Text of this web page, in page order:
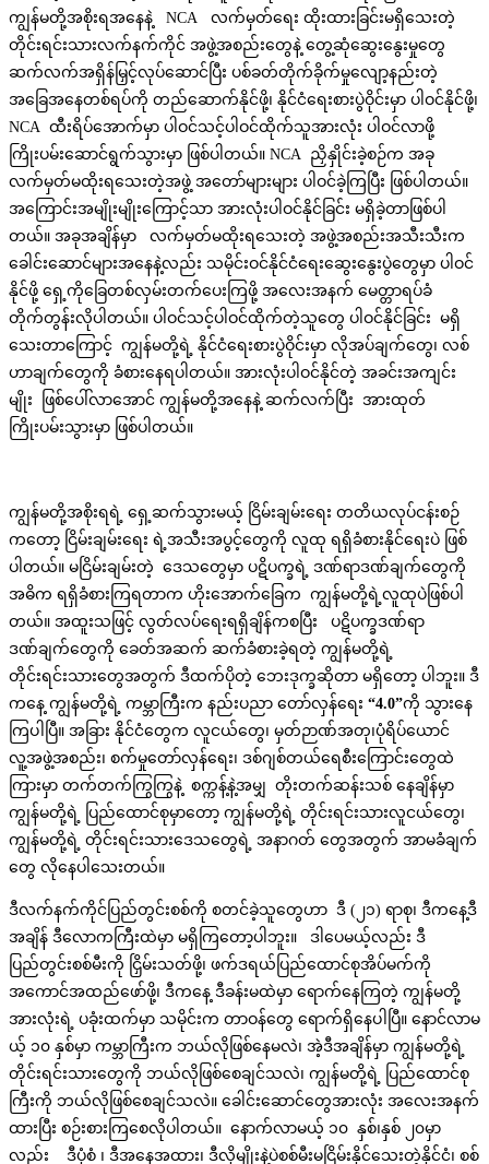
ကျွန်မတို့အစိုးရအနေနဲ့ NCA လက်မှတ်ရေး ထိုးထားခြင်းမရှိသေးတဲ့
တိုင်းရင်းသားလက်နက်ကိုင် အဖွဲ့အစည်းတွေနဲ့ တွေ့ဆုံဆွေးနွေးမှုတွေ
ဆက်လက်အရှိန်မြှင့်လုပ်ဆောင်ပြီး ပစ်ခတ်တိုက်ခိုက်မှုလျော့နည်းတဲ့
အခြေအနေတစ်ရပ်ကို တည်ဆောက်နိုင်ဖို့၊ နိုင်ငံရေးစားပွဲဝိုင်းမှာ ပါဝင်နိုင်ဖို့၊
NCA ထီးရိပ်အောက်မှာ ပါဝင်သင့်ပါဝင်ထိုက်သူအားလုံး ပါဝင်လာဖို့
ကြိုးပမ်းဆောင်ရွက်သွားမှာ ဖြစ်ပါတယ်။ NCA ညှိနှိုင်းခဲ့စဉ်က အခု
လက်မှတ်မထိုးရသေးတဲ့အဖွဲ့ အတော်များများ ပါဝင်ခဲ့ကြပြီး ဖြစ်ပါတယ်။
အကြောင်းအမျိုးမျိုးကြောင့်သာ အားလုံးပါဝင်နိုင်ခြင်း မရှိခဲ့တာဖြစ်ပါ
တယ်။ အခုအချိန်မှာ လက်မှတ်မထိုးရသေးတဲ့ အဖွဲ့အစည်းအသီးသီးက
ခေါင်းဆောင်များအနေနဲ့လည်း သမိုင်းဝင်နိုင်ငံရေးဆွေးနွေးပွဲတွေမှာ ပါဝင်
နိုင်ဖို့ ရှေ့ကိုခြေတစ်လှမ်းတက်ပေးကြဖို့ အလေးအနက် မေတ္တာရပ်ခံ
တိုက်တွန်းလိုပါတယ်။ ပါဝင်သင့်ပါဝင်ထိုက်တဲ့သူတွေ ပါဝင်နိုင်ခြင်း မရှိ
သေးတာကြောင့် ကျွန်မတို့ရဲ့ နိုင်ငံရေးစားပွဲဝိုင်းမှာ လိုအပ်ချက်တွေ၊ လစ်
ဟာချက်တွေကို ခံစားနေရပါတယ်။ အားလုံးပါဝင်နိုင်တဲ့ အခင်းအကျင်း
မျိုး ဖြစ်ပေါ်လာအောင် ကျွန်မတို့အနေနဲ့ ဆက်လက်ပြီး အားထုတ်
ကြိုးပမ်းသွားမှာ ဖြစ်ပါတယ်။
ကျွန်မတို့အစိုးရရဲ့ ရှေ့ဆက်သွားမယ့် ငြိမ်းချမ်းရေး တတိယလုပ်ငန်းစဉ်
ကတော့ ငြိမ်းချမ်းရေး ရဲ့အသီးအပွင့်တွေကို လူထု ရရှိခံစားနိုင်ရေးပဲ ဖြစ်
ပါတယ်။ မငြိမ်းချမ်းတဲ့ ဒေသတွေမှာ ပဋိပက္ခရဲ့ ဒဏ်ရာဒဏ်ချက်တွေကို
အဓိက ရရှိခံစားကြရတာက ဟိုးအောက်ခြေက ကျွန်မတို့ရဲ့လူထုပဲဖြစ်ပါ
တယ်။ အထူးသဖြင့် လွတ်လပ်ရေးရရှိချိန်ကစပြီး ပဋိပက္ခဒဏ်ရာ
ဒဏ်ချက်တွေကို ခေတ်အဆက် ဆက်ခံစားခဲ့ရတဲ့ ကျွန်မတို့ရဲ့
တိုင်းရင်းသားတွေအတွက် ဒီထက်ပိုတဲ့ ဘေးဒုက္ခဆိုတာ မရှိတော့ ပါဘူး။ ဒီ
ကနေ့ ကျွန်မတို့ရဲ့ ကမ္ဘာကြီးက နည်းပညာ တော်လှန်ရေး “4.0”ကို သွားနေ
ကြပါပြီ။ အခြား နိုင်ငံတွေက လူငယ်တွေ၊ မှတ်ဉာဏ်အတု၊ပုံရိပ်ယောင်
လူ့အဖွဲ့အစည်း၊ စက်မှုတော်လှန်ရေး၊ ဒစ်ဂျစ်တယ်ရေစီးကြောင်းတွေထဲ
ကြားမှာ တက်တက်ကြွကြွနဲ့ စက္ကန့်နဲ့အမျှ တိုးတက်ဆန်းသစ် နေချိန်မှာ
ကျွန်မတို့ရဲ့ ပြည်ထောင်စုမှာတော့ ကျွန်မတို့ရဲ့ တိုင်းရင်းသားလူငယ်တွေ၊
ကျွန်မတို့ရဲ့ တိုင်းရင်းသားဒေသတွေရဲ့ အနာဂတ် တွေအတွက် အာမခံချက်
တွေ လိုနေပါသေးတယ်။
ဒီလက်နက်ကိုင်ပြည်တွင်းစစ်ကို စတင်ခဲ့သူတွေဟာ ဒီ (၂၁) ရာစု၊ ဒီကနေ့ဒီ
အချိန် ဒီလောကကြီးထဲမှာ မရှိကြတော့ပါဘူး။ ဒါပေမယ့်လည်း ဒီ
ပြည်တွင်းစစ်မီးကို ငြှိမ်းသတ်ဖို့၊ ဖက်ဒရယ်ပြည်ထောင်စုအိပ်မက်ကို
အကောင်အထည်ဖော်ဖို့၊ ဒီကနေ့ ဒီခန်းမထဲမှာ ရောက်နေကြတဲ့ ကျွန်မတို့
အားလုံးရဲ့ ပခုံးထက်မှာ သမိုင်းက တာဝန်တွေ ရောက်ရှိနေပါပြီ။ နောင်လာမ
ယ့် ၁၀ နှစ်မှာ ကမ္ဘာကြီးက ဘယ်လိုဖြစ်နေမလဲ၊ အဲ့ဒီအချိန်မှာ ကျွန်မတို့ရဲ့
တိုင်းရင်းသားတွေကို ဘယ်လိုဖြစ်စေချင်သလဲ၊ ကျွန်မတို့ရဲ့ ပြည်ထောင်စု
ကြီးကို ဘယ်လိုဖြစ်စေချင်သလဲ။ ခေါင်းဆောင်တွေအားလုံး အလေးအနက်
ထားပြီး စဉ်းစားကြစေလိုပါတယ်။ နောက်လာမယ့် ၁၀ နှစ်၊နှစ် ၂၀မှာ
လည်း ဒီပုံစံ ၊ ဒီအနေအထား၊ ဒီလိုမျိုးနဲ့ပဲစစ်မီးမငြိမ်းနိုင်သေးတဲ့နိုင်ငံ၊ စစ်